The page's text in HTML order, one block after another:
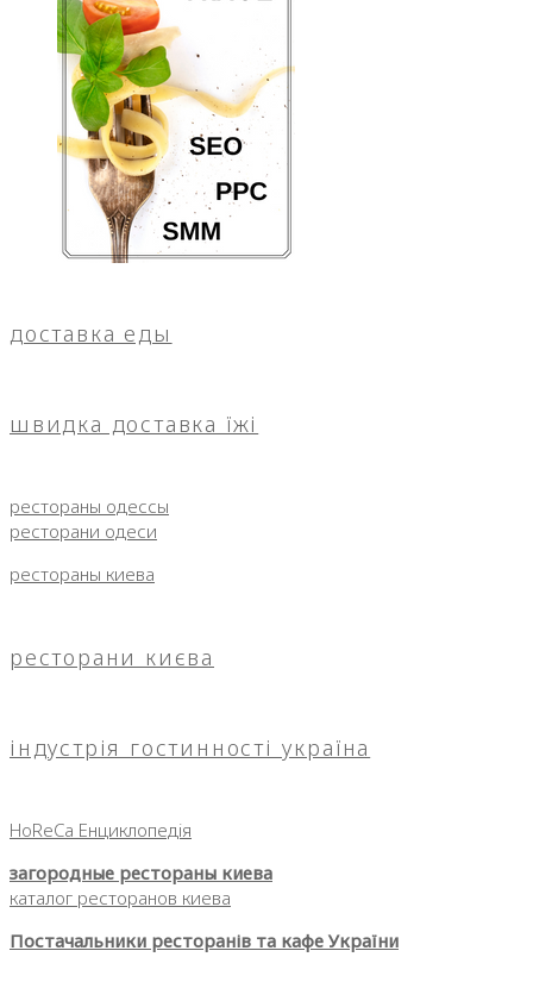
доставка еды
швидка доставка їжі
рестораны одессы
ресторани одеси
рестораны киева
ресторани києва
індустрія гостинності україна
HoReCa Енциклопедія
загородные рестораны киева
каталог ресторанов киева
Постачальники ресторанів та кафе України